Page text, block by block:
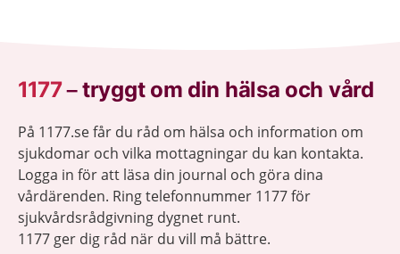
1177–tryggt om din hälsa och vård
På 1177.se får du råd om hälsa och information om
sjukdomar och vilka mottagningar du kan kontakta.
Logga in för att läsa din journal och göra dina
vårdärenden. Ring telefonnummer 1177 för
sjukvårdsrådgivning dygnet runt.
1177 ger dig råd när du vill må bättre.